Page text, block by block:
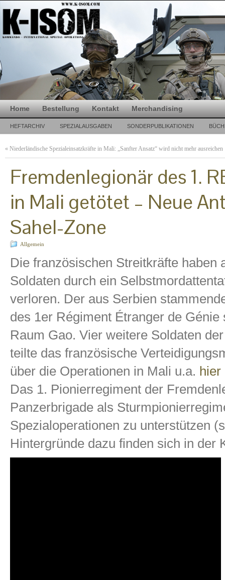
Home Bestellung Kontakt Merchandising
HEFTARCHIV SPEZIALAUSGABEN SONDERPUBLIKATIONEN
« Niederländische Spezialeinsatzkräfte in Mali: „Sanfter Ansatz“ wird nicht mehr ausreichen
Fremdenlegionär des 1.
in Mali getötet – Neue
Sahel-Zone
Allgemein
Die französischen Streitkräfte haben
Soldaten durch ein
verloren. Der aus Serbien
des 1er Régiment Étranger de
Raum Gao. Vier weitere Soldaten
teilte das französische
über die Operationen in Mali u.a. hier
Das 1. Pionierregiment der
Panzerbrigade als
Spezialoperationen zu unterstützen
Hintergründe dazu finden sich in der